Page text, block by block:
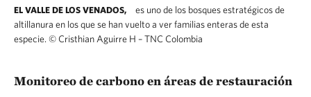
EL VALLE DE LOS VENADOS,
es uno de los bosques estratégicos de
altillanura en los que se han vuelto a ver familias enteras de esta
especie. ©Cristhian Aguirre H – TNC Colombia
Monitoreo de carbono en áreas de restauración